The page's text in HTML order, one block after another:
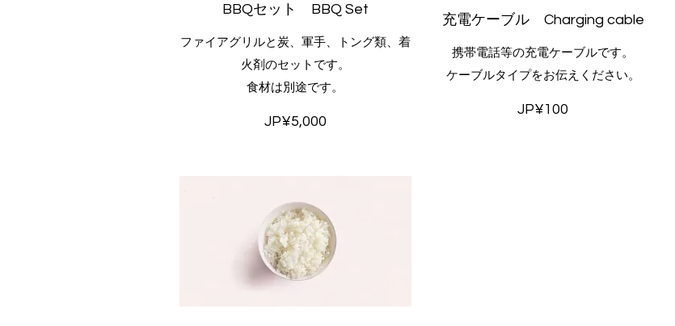
BBQセット BBQ Set
ファイアグリルと炭、軍手、トング類、着
火剤のセットです。
食材は別途です。
JP¥5,000
充電ケーブル Charging cable
携帯電話等の充電ケーブルです。
ケーブルタイプをお伝えください。
JP¥100